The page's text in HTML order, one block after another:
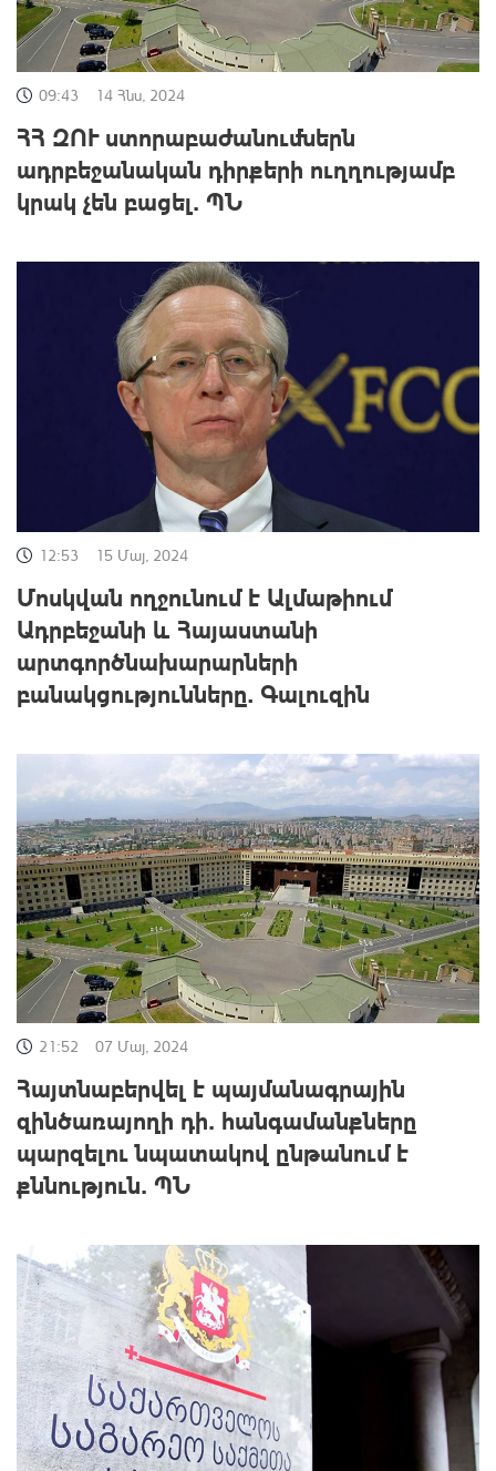
09:43 14 Հնս, 2024
ՀՀ ԶՈՒ ստորաբաժանումներն
ադրբեջանական դիրքերի ուղղությամբ
կրակ չեն բացել․ ՊՆ
12:53 15 Մայ, 2024
Մոսկվան ողջունում է Ալմաթիում
Ադրբեջանի և Հայաստանի
արտգործնախարարների
բանակցությունները. Գալուզին
21:52 07 Մայ, 2024
Հայտնաբերվել է պայմանագրային
զինծառայողի դի․ հանգամանքները
պարզելու նպատակով ընթանում է
քննություն․ ՊՆ